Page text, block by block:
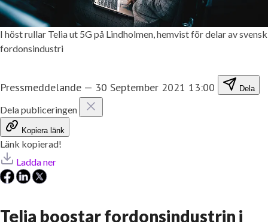
I höst rullar Telia ut 5G på Lindholmen, hemvist för delar av svensk
fordonsindustri
Pressmeddelande — 30 September 2021 13:00 Dela
Dela publiceringen
Kopiera länk
Länk kopierad!
Ladda ner
Telia boostar fordonsindustrin i